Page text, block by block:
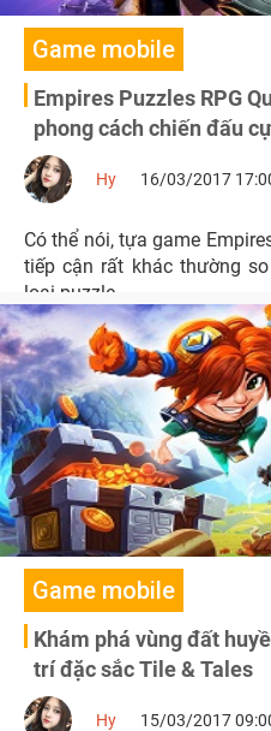
Game mobile
Empires Puzzles RPG
phong cách chiến đấu
Hy 16/03/2017
Có thể nói, tựa game
tiếp cận rất khác thường
loại puzzle.
Game mobile
Khám phá vùng đất
trí đặc sắc Tile & Tales
Hy 15/03/2017